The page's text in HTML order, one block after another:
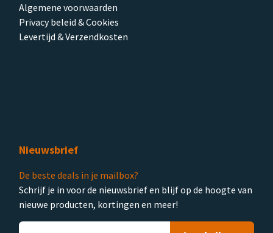
Algemene voorwaarden
Privacy beleid & Cookies
Levertijd & Verzendkosten
Nieuwsbrief
De beste deals in je mailbox?
Schrijf je in voor de nieuwsbrief en blijf op de hoogte van
nieuwe producten, kortingen en meer!